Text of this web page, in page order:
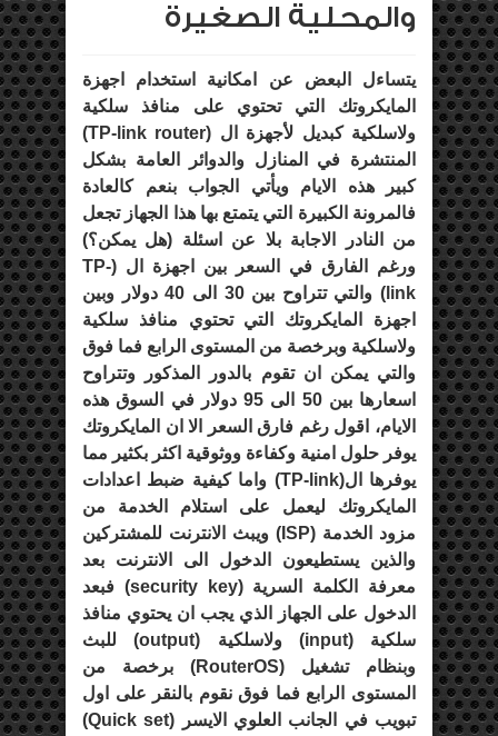
والمحلية الصغيرة
يتساءل البعض عن امكانية استخدام اجهزة
المايكروتك التي تحتوي على منافذ سلكية
ولاسلكية كبديل لأجهزة ال (TP-link router
)
المنتشرة في المنازل والدوائر العامة بشكل
كبير هذه الايام ويأتي الجواب بنعم كالعادة
فالمرونة الكبيرة التي يتمتع بها هذا الجهاز تجعل
من النادر الاجابة بلا عن اسئلة (هل يمكن؟)
ورغم الفارق في السعر بين اجهزة ال (TP-
link
) والتي تتراوح بين 30 الى 40 دولار وبين
اجهزة المايكروتك التي تحتوي منافذ سلكية
ولاسلكية وبرخصة من المستوى الرابع فما فوق
والتي يمكن ان تقوم بالدور المذكور وتتراوح
اسعارها بين 50 الى 95 دولار في السوق هذه
الايام، اقول رغم فارق السعر الا ان المايكروتك
يوفر حلول امنية وكفاءة ووثوقية اكثر بكثير مما
يوفرها ال(TP-link) واما كيفية ضبط اعدادات
المايكروتك ليعمل على استلام الخدمة من
مزود الخدمة (ISP ) ويبث الانترنت للمشتركين
والذين يستطيعون الدخول الى الانترنت بعد
معرفة الكلمة السرية (security key) فبعد
الدخول على الجهاز الذي يجب ان يحتوي منافذ
سلكية (input) ولاسلكية (output) للبث
وبنظام تشغيل (RouterOS) برخصة من
المستوى الرابع فما فوق نقوم بالنقر على اول
تبويب في الجانب العلوي الايسر (Quick set
)